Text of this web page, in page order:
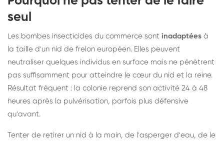
seul
Les bombes insecticides du commerce sont inadaptées à
la taille d'un nid de frelon européen. Elles peuvent
neutraliser quelques individus en surface mais ne pénètrent
pas suffisamment pour atteindre le cœur du nid et la reine.
Résultat fréquent : la colonie reprend son activité 24 à 48
heures après la pulvérisation, parfois plus défensive
qu'avant.
Tenter de retirer un nid à la main, de l'asperger d'eau, de le